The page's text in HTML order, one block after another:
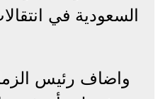
السعودية في
واضاف رئيس